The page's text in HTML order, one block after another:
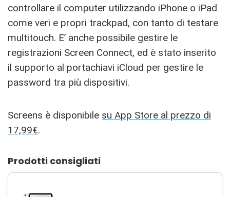
controllare il computer utilizzando iPhone o iPad
come veri e propri trackpad, con tanto di testare
multitouch. E’ anche possibile gestire le
registrazioni Screen Connect, ed è stato inserito
il supporto al portachiavi iCloud per gestire le
password tra più dispositivi.
Screens è disponibile su App Store al prezzo di
17,99€.
Prodotti consigliati